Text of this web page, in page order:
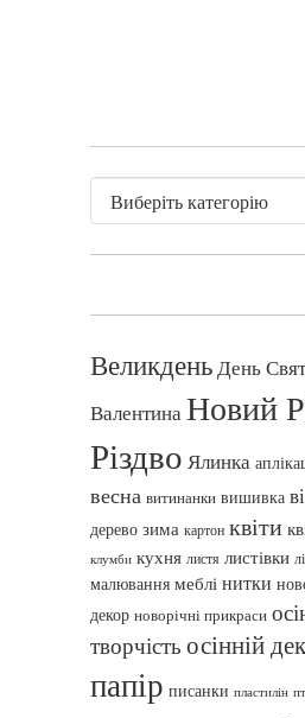
ВеликденьДень
ВалентинаНовий
Різдво Ялинка
весна витинанки вишивка
дерево зима картон квіти
клумби кухня листя листівки
малювання меблі нитки
декор новорічні прикраси
творчість осінній
папір писанки пластилін